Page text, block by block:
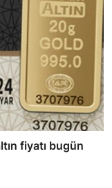
fiyatı bugün